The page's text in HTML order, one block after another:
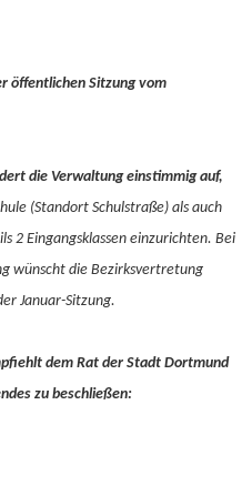
öffentlichen Sitzung vom
die Verwaltung einstimmig auf,
(Standort Schulstraße) als auch
2 Eingangsklassen einzurichten. Bei
wünscht die Bezirksvertretung
Januar-Sitzung.
dem Rat der Stadt Dortmund
zu beschließen: